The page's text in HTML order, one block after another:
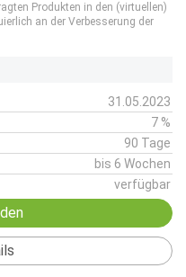
Produkten in den (virtuellen)
an der Verbesserung der
31.05.2023
7 %
90 Tage
bis 6 Wochen
verfügbar